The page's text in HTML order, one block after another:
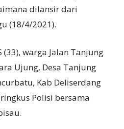
dilansir dari
(18/4/2021).
(33), warga Jalan Tanjung
Ujung, Desa Tanjung
Kab Deliserdang
Polisi bersama